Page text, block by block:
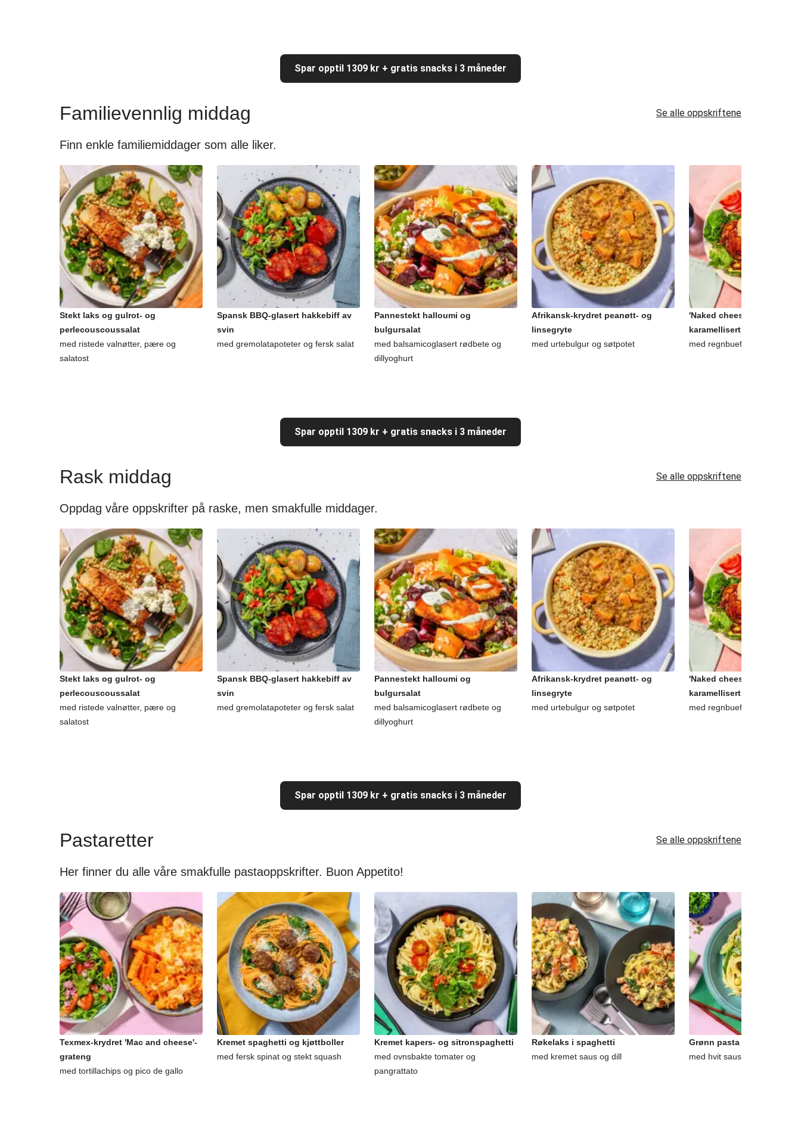
Spar opptil 1309 kr + gratis snacks i 3 måneder
Familievennlig middag Se alle oppskriftene
Finn enkle familiemiddager som alle liker.
Stekt laks og gulrot- og
perlecouscoussalat
med ristede valnøtter, pære og
salatost
Spansk BBQ-glasert hakkebiff av
svin
med gremolatapoteter og fersk salat
Pannestekt halloumi og
bulgursalat
med balsamicoglasert rødbete og
dillyoghurt
Afrikansk-krydret peanøtt- og
linsegryte
med urtebulgur og søtpotet
'Naked cheeseburger' med
karamellisert løk
med regnbuefries og
Spar opptil 1309 kr + gratis snacks i 3 måneder
Rask middag Se alle oppskriftene
Oppdag våre oppskrifter på raske, men smakfulle middager.
Stekt laks og gulrot- og
perlecouscoussalat
med ristede valnøtter, pære og
salatost
Spansk BBQ-glasert hakkebiff av
svin
med gremolatapoteter og fersk salat
Pannestekt halloumi og
bulgursalat
med balsamicoglasert rødbete og
dillyoghurt
Afrikansk-krydret peanøtt- og
linsegryte
med urtebulgur og søtpotet
'Naked cheeseburger' med
karamellisert løk
med regnbuefries og
Spar opptil 1309 kr + gratis snacks i 3 måneder
Pastaretter Se alle oppskriftene
Her finner du alle våre smakfulle pastaoppskrifter. Buon Appetito!
Texmex-krydret 'Mac and cheese'-
grateng
med tortillachips og pico de gallo
Kremet spaghetti og kjøttboller
med fersk spinat og stekt squash
Kremet kapers- og sitronspaghetti
med ovnsbakte tomater og
pangrattato
Røkelaks i spaghetti
med kremet saus og dill
Grønn pasta primavera
med hvit saus og sukkererter